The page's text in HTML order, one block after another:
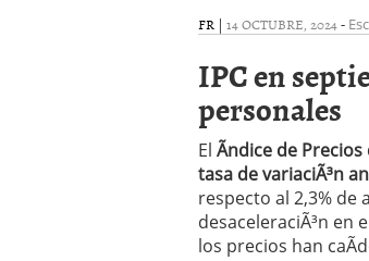
cómo
la
gestión
del
en
05/
FR | 14 OCTUBRE, 2024-
IPC en
personales
El Ãndice de
tasa de variaciÃ³n
respecto al 2,3% de
desaceleraciÃ³n en
los precios han